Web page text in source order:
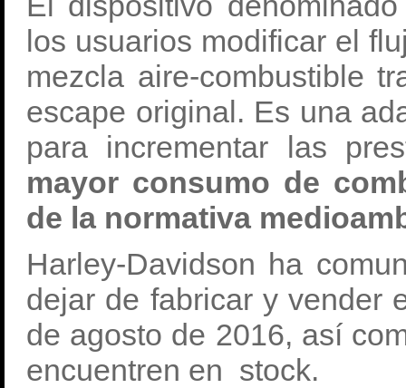
los usuarios modificar el
mezcla aire-combustible
escape original. Es una
para incrementar las
mayor consumo de
de la normativa
Harley-Davidson ha
dejar de fabricar y vender
de agosto de 2016, así
encuentren en stock.